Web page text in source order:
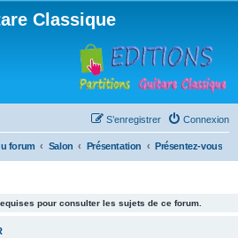
Classique
Connexion
S’enregistrer
forum Salon Présentation Présentez-vous
pour consulter les sujets de ce forum.